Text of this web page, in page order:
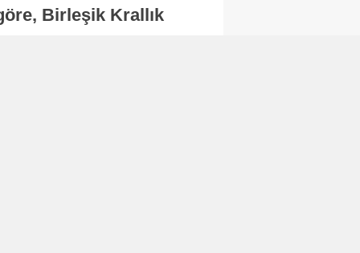
Birleşik Krallık